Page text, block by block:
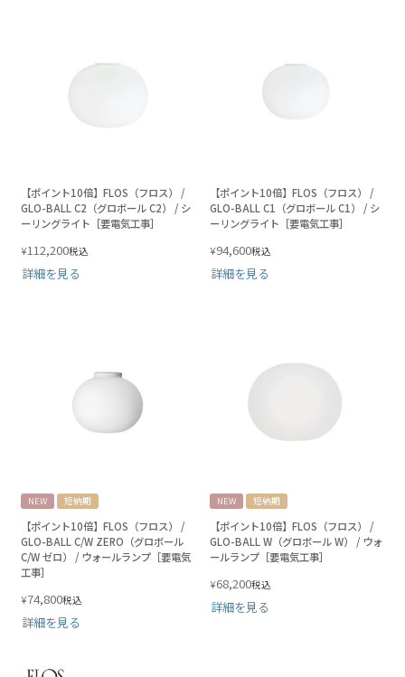
【ポイント10倍】FLOS（フロス） /
GLO-BALL C2（グロボール C2） / シ
ーリングライト［要電気工事］
¥112,200税込
詳細を見る
【ポイント10倍】FLOS（フロス） /
GLO-BALL C1（グロボール C1） / シ
ーリングライト［要電気工事］
¥94,600税込
詳細を見る
NEW 短納期
【ポイント10倍】FLOS（フロス） /
GLO-BALL C/W ZERO（グロボール
C/W ゼロ） / ウォールランプ［要電気
工事］
¥74,800税込
詳細を見る
NEW 短納期
【ポイント10倍】FLOS（フロス） /
GLO-BALL W（グロボール W） / ウォ
ールランプ［要電気工事］
¥68,200税込
詳細を見る